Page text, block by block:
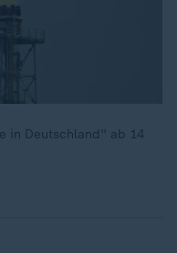
in Deutschland" ab 14